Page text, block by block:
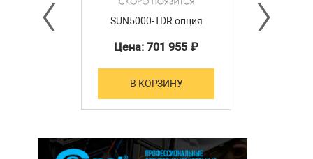
SUN5000-TDR опция
Цена: 701 955 ₽
В КОРЗИНУ